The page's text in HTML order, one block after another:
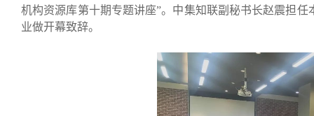
机构资源库第十期专题讲座”。中集知联副秘书长赵震担
业做开幕致辞。